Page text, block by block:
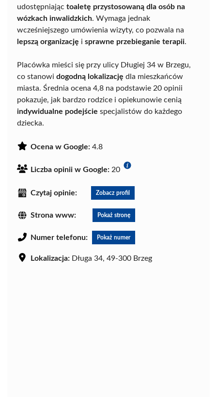
udostępniając toaletę przystosowaną dla osób na
wózkach inwalidzkich. Wymaga jednak
wcześniejszego umówienia wizyty, co pozwala na
lepszą organizację i sprawne przebieganie terapii.
Placówka mieści się przy ulicy Długiej 34 w Brzegu,
co stanowi dogodną lokalizację dla mieszkańców
miasta. Średnia ocena 4,8 na podstawie 20 opinii
pokazuje, jak bardzo rodzice i opiekunowie cenią
indywidualne podejście specjalistów do każdego
dziecka.
Ocena w Google: 4.8
Liczba opinii w Google: 20
Czytaj opinie: Zobacz profil
Strona www: Pokaż stronę
Numer telefonu: Pokaż numer
Lokalizacja: Długa 34, 49-300 Brzeg